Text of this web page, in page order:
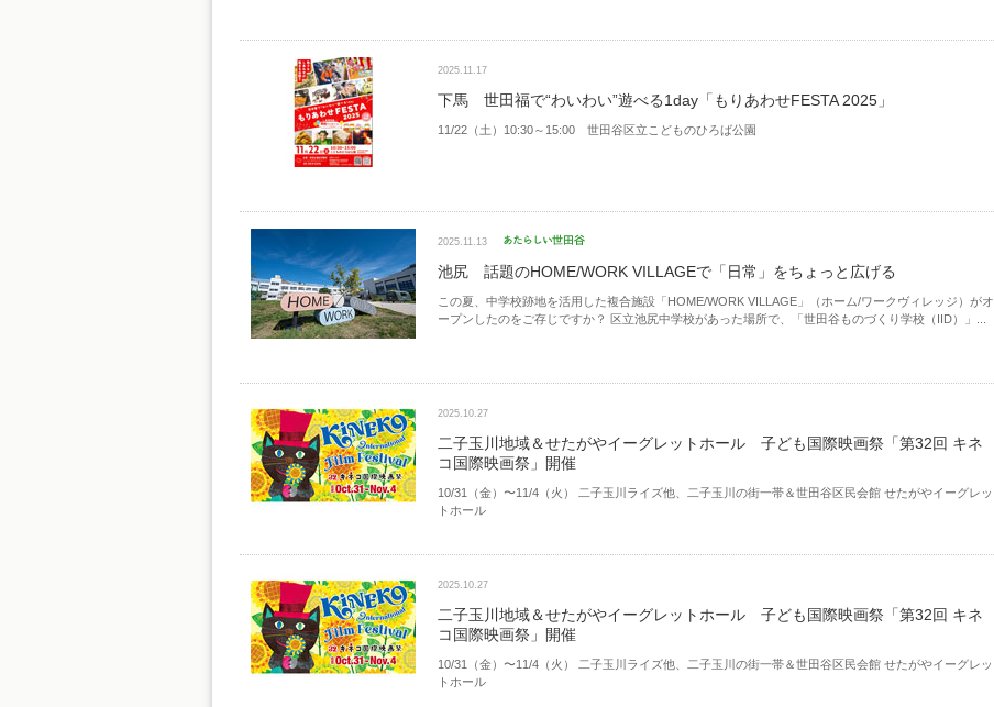
2025.11.17
下馬 世田福で“わいわい”遊べる1day「もりあわせFESTA 2025」
11/22（土）10:30～15:00 世田谷区立こどものひろば公園
2025.11.13
池尻 話題のHOME/WORK VILLAGEで「日常」をちょっと広げる
この夏、中学校跡地を活用した複合施設「HOME/WORK VILLAGE」（ホーム/ワークヴィレッジ）がオ
ープンしたのをご存じですか？ 区立池尻中学校があった場所で、「世田谷ものづくり学校（IID）」...
2025.10.27
二子玉川地域＆せたがやイーグレットホール 子ども国際映画祭「第32回 キネ
コ国際映画祭」開催
10/31（金）〜11/4（火） ⼆⼦⽟川ライズ他、⼆⼦⽟川の街⼀帯＆世田谷区民会館 せたがやイーグレッ
トホール
2025.10.27
二子玉川地域＆せたがやイーグレットホール 子ども国際映画祭「第32回 キネ
コ国際映画祭」開催
10/31（金）〜11/4（火） ⼆⼦⽟川ライズ他、⼆⼦⽟川の街⼀帯＆世田谷区民会館 せたがやイーグレッ
トホール